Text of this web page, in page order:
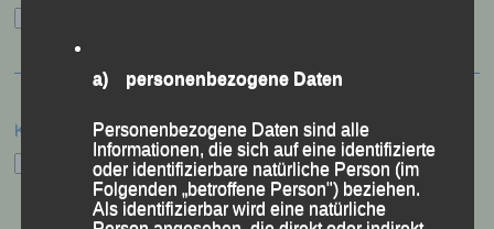
Archiv
Kategorien
Kategorien
a) personenbezogene Daten
Personenbezogene Daten sind alle
Informationen, die sich auf eine identifizierte
oder identifizierbare natürliche Person (im
Folgenden „betroffene Person") beziehen.
Als identifizierbar wird eine natürliche